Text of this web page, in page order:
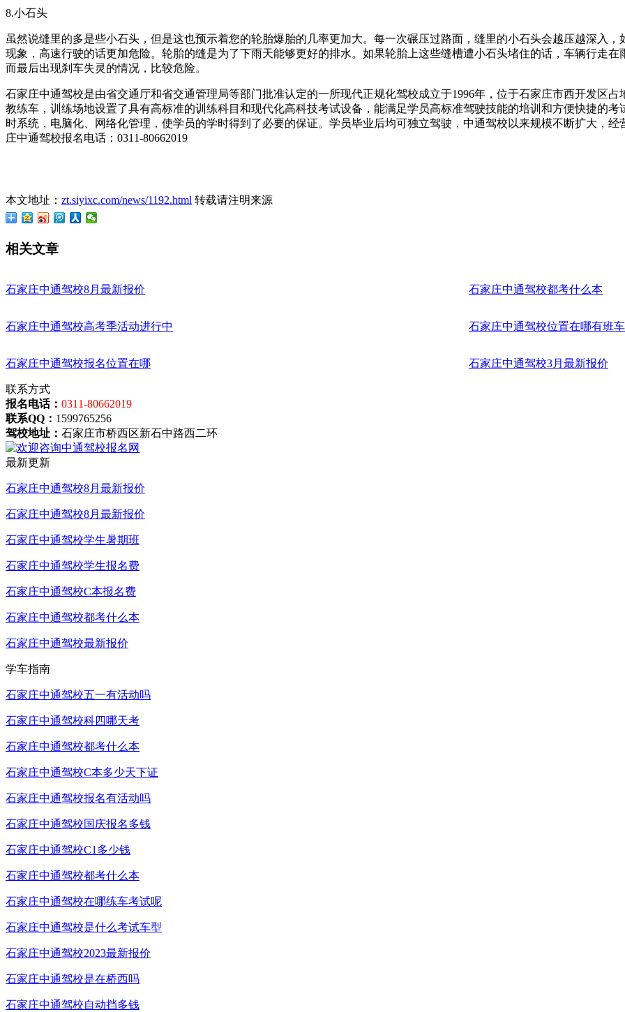
8.小石头
虽然说缝里的多是些小石头，但是这也预示着您的轮胎爆胎的几率更加大。每一次碾压过路面，缝里的小石头会越压越深入
现象，高速行驶的话更加危险。轮胎的缝是为了下雨天能够更好的排水。如果轮胎上这些缝槽遭小石头堵住的话，车辆行走
而最后出现刹车失灵的情况，比较危险。
石家庄中通驾校是由省交通厅和省交通管理局等部门批准认定的一所现代正规化驾校成立于1996年，位于石家庄市西开发区
教练车，训练场地设置了具有高标准的训练科目和现代化高科技考试设备，能满足学员高标准驾驶技能的培训和方便快捷的
时系统，电脑化、网络化管理，使学员的学时得到了必要的保证。学员毕业后均可独立驾驶，中通驾校以来规模不断扩大，
庄中通驾校报名电话：0311-80662019
本文地址： zt.siyixc.com/news/1192.html 转载请注明来源
相关文章
石家庄中通驾校8月最新报价 石家庄中通驾校都考什么本
石家庄中通驾校高考季活动进行中 石家庄中通驾校位置在哪有班
石家庄中通驾校报名位置在哪 石家庄中通驾校3月最新报价
联系方式
报名电话： 0311-80662019
联系QQ： 1599765256
驾校地址： 石家庄市桥西区新石中路西二环
最新更新
石家庄中通驾校8月最新报价
石家庄中通驾校8月最新报价
石家庄中通驾校学生暑期班
石家庄中通驾校学生报名费
石家庄中通驾校C本报名费
石家庄中通驾校都考什么本
石家庄中通驾校最新报价
学车指南
石家庄中通驾校五一有活动吗
石家庄中通驾校科四哪天考
石家庄中通驾校都考什么本
石家庄中通驾校C本多少天下证
石家庄中通驾校报名有活动吗
石家庄中通驾校国庆报名多钱
石家庄中通驾校C1多少钱
石家庄中通驾校都考什么本
石家庄中通驾校在哪练车考试呢
石家庄中通驾校是什么考试车型
石家庄中通驾校2023最新报价
石家庄中通驾校是在桥西吗
石家庄中通驾校自动挡多钱